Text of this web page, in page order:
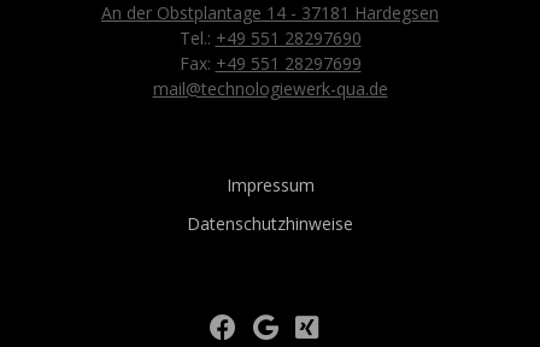
An der Obstplantage 14 - 37181 Hardegsen
Tel.: +49 551 28297690
Fax: +49 551 28297699
mail@technologiewerk-qua.de
Impressum
Datenschutzhinweise